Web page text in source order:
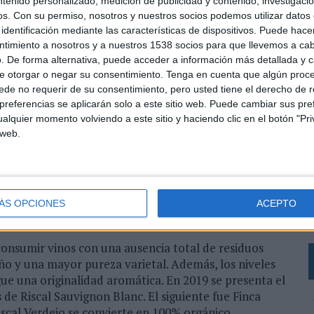
Con su permiso, nosotros y nuestros socios podemos utilizar datos
mediante las características de dispositivos. Puede
a nosotros y a nuestros 1538 socios para que llevemos a
De forma alternativa, puede acceder a información más detallada y
otorgar o negar su consentimiento. Tenga en cuenta que algún
no requerir de su consentimiento, pero usted tiene el derecho de
se aplicarán solo a este sitio web. Puede cambiar sus
momento volviendo a este sitio y haciendo clic en el botón
OPCIONES ACEPTO
pionero, Marqués de Riscal creó un nuevo vino
por sus amontillados y olorosos de estilo Jeréz.
uva versátil, rústica y de gran personalidad que
frescos o criados en barrica de roble
Marqués de Riscal es conseguir producir sus vinos
protegiendo (como es implícito en el ADN de la
vinos de gran calidad. En 2018 Marqués de Riscal
Rueda. Proceso que conlleva un periodo de tres
las reglas de la producción ecológica.
tipo de cultivo que son respetuosos con el
es realizado por un organismo certificado que
vinos con una ausencia total de residuos
y una mayor pureza varietal. Además, los niveles
una originalidad aromática. En 2019 se presenta el
Riscal Sauvignon Blanc. El siguiente fue Finca